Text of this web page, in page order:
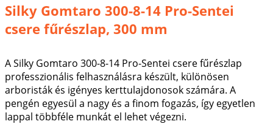
Silky Gomtaro 300-8-14 Pro-Sentei
csere fűrészlap, 300 mm
A Silky Gomtaro 300-8-14 Pro-Sentei csere fűrészlap
professzionális felhasználásra készült, különösen
arboristák és igényes kerttulajdonosok számára. A
pengén egyesül a nagy és a finom fogazás, így egyetlen
lappal többféle munkát el lehet végezni.